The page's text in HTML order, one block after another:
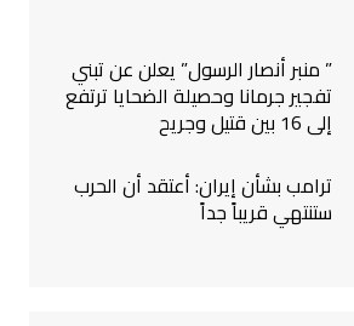
” منبر أنصار الرسول” يعلن عن تبني
تفجير جرمانا وحصيلة الضحايا ترتفع
إلى 16 بين قتيل وجريح
ترامب بشأن إيران: أعتقد أن الحرب
ستنتهي قريباً جداً